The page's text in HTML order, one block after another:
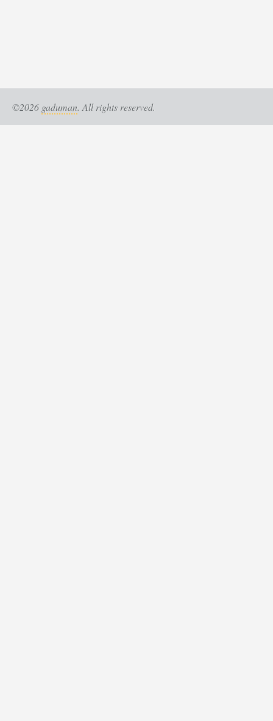
©2026 gaduman. All rights reserved.